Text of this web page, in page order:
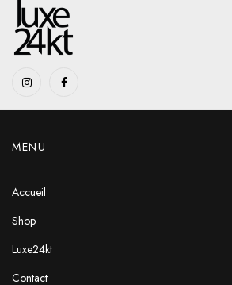
MENU
Accueil
Shop
Luxe24kt
Contact